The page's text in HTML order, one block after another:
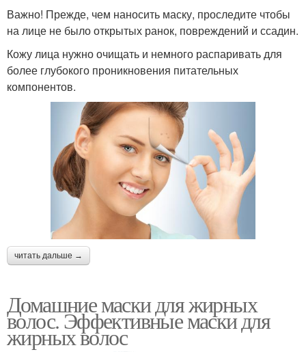
Важно! Прежде, чем наносить маску, проследите чтобы
на лице не было открытых ранок, повреждений и ссадин.
Кожу лица нужно очищать и немного распаривать для
более глубокого проникновения питательных
компонентов.
читать дальше →
Домашние маски для жирных
волос. Эффективные маски для
жирных волос